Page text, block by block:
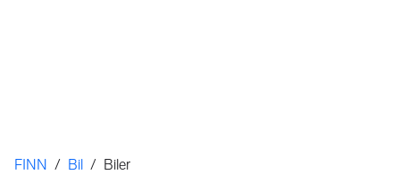
Her er du
FINN / Bil / Biler